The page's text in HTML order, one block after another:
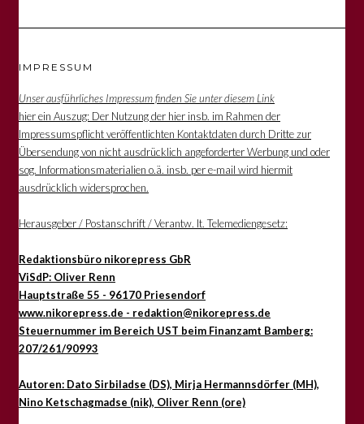
IMPRESSUM
Unser ausführliches Impressum finden Sie unter diesem Link
hier ein Auszug: Der Nutzung der hier insb. im Rahmen der
Impressumspflicht veröffentlichten Kontaktdaten durch Dritte zur
Übersendung von nicht ausdrücklich angeforderter Werbung und oder
sog. Informationsmaterialien o.ä. insb. per e-mail wird hiermit
ausdrücklich widersprochen.
Herausgeber / Postanschrift / Verantw. lt. Telemediengesetz:
Redaktionsbüro nikorepress GbR
ViSdP: Oliver Renn
Hauptstraße 55 - 96170 Priesendorf
www.nikorepress.de - redaktion@nikorepress.de
Steuernummer im Bereich UST beim Finanzamt Bamberg:
207/261/90993
Autoren: Dato Sirbiladse (DS), Mirja Hermannsdörfer (MH),
Nino Ketschagmadse (nik), Oliver Renn (ore)